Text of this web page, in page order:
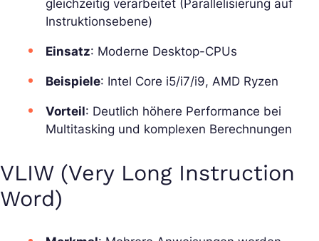
gleichzeitig verarbeitet (Parallelisierung auf
Instruktionsebene)
Einsatz: Moderne Desktop-CPUs
Beispiele: Intel Core i5/i7/i9, AMD Ryzen
Vorteil: Deutlich höhere Performance bei
Multitasking und komplexen Berechnungen
VLIW (Very Long Instruction
Word)